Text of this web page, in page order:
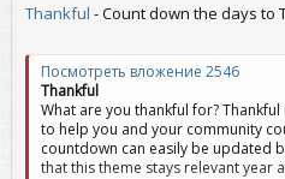
Thankful - Count down the days to
Посмотреть вложение 2546
Thankful
What are you thankful for?
to help you and your community
countdown can easily be updated
that this theme stays relevant year